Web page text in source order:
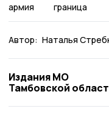
армия граница
Автор: Наталья
Издания МО
Тамбовской